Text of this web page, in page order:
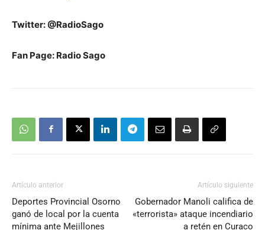
Twitter: @RadioSago
Fan Page: Radio Sago
Artículo anterior
Deportes Provincial Osorno
ganó de local por la cuenta
mínima ante Mejillones
Artículo siguiente
Gobernador Manoli califica de
«terrorista» ataque incendiario
a retén en Curaco